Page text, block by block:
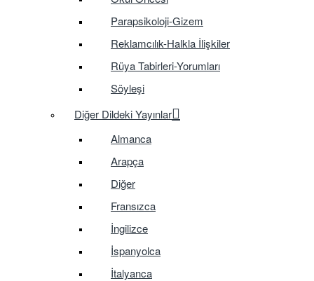
Parapsikoloji-Gizem
Reklamcılık-Halkla İlişkiler
Rüya Tabirleri-Yorumları
Söyleşi
Diğer Dildeki Yayınlar
Almanca
Arapça
Diğer
Fransızca
İngilizce
İspanyolca
İtalyanca